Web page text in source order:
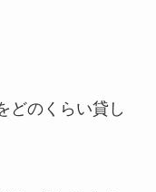
どのくらい貸し